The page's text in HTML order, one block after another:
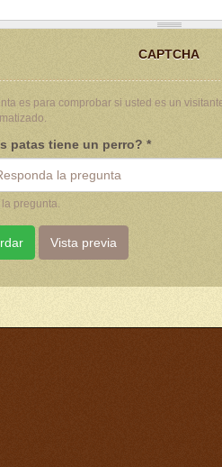
CAPTCHA
es para comprobar si usted es un
patas tiene un perro? *
pregunta.
Vista previa